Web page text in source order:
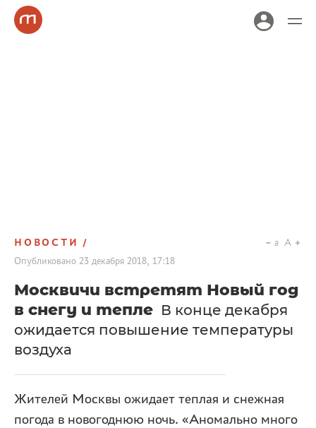
НОВОСТИ
Опубликовано 23 декабря 2018, 17:18
a A
Москвичи встретят Новый год
в снегу и тепле В конце декабря
ожидается повышение температуры
воздуха
Жителей Москвы ожидает теплая и снежная
погода в новогоднюю ночь. «Аномально много